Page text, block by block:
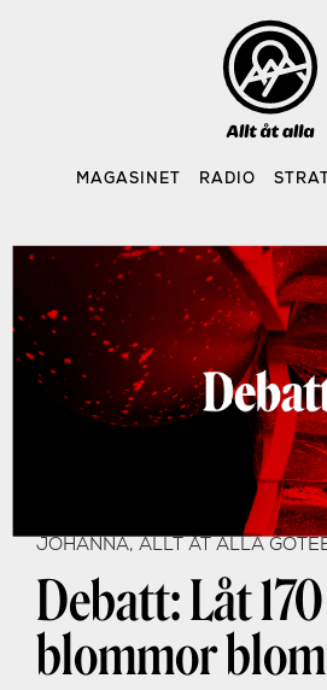
MAGASINET RADIO
JOHANNA, ALLT ÅT ALLA
Debatt: Låt 170
blommor